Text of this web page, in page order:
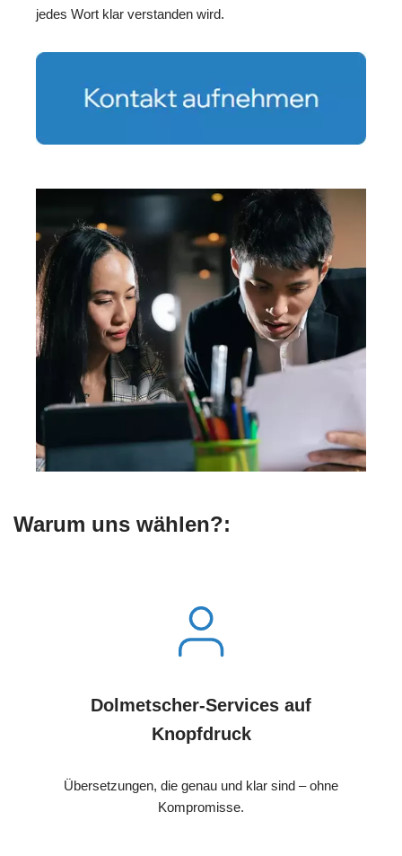
jedes Wort klar verstanden wird.
Warum uns wählen?:
Dolmetscher-Services auf
Knopfdruck
Übersetzungen, die genau und klar sind – ohne
Kompromisse.